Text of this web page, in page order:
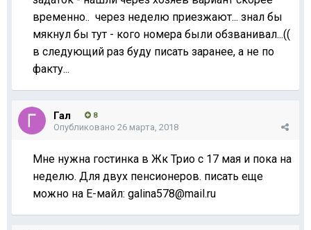
временно.. через неделю приезжают... знал бы
мякнул бы тут - кого номера были обзванивал...((
в следующий раз буду писать заранее, а не по
факту...
Гал 8
Опубликовано 26 марта, 2018
Мне нужна гостинка в Жк Трио с 17 мая и пока на
неделю. Для двух пенсионеров. писать еще
можно на Е-майл: galina578@mail.ru